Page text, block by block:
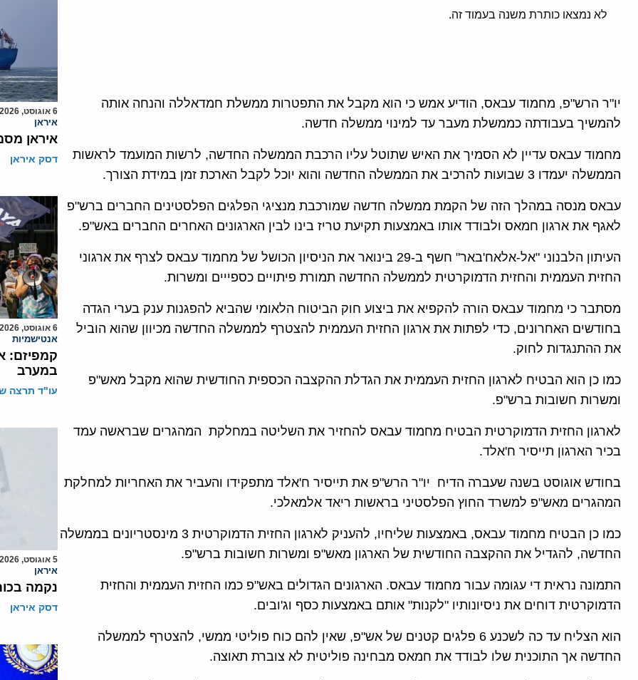
לא נמצאו כותרת משנה בעמוד זה.
יו"ר הרש"פ, מחמוד עבאס, הודיע אמש כי הוא מקבל את התפטרות ממשלת חמדאללה והנחה אותה
להמשיך בעבודתה כממשלת מעבר עד למינוי ממשלה חדשה.
מחמוד עבאס עדיין לא הסמיך את האיש שתוטל עליו הרכבת הממשלה החדשה, לרשות המועמד לראשות
הממשלה יעמדו 3 שבועות להרכיב את הממשלה החדשה והוא יוכל לקבל הארכת זמן במידת הצורך.
עבאס מנסה במהלך הזה של הקמת ממשלה חדשה שמורכבת מנציגי הפלגים הפלסטינים החברים ברש"פ
לאגף את ארגון חמאס ולבודד אותו באמצעות תקיעת טריז בינו לבין הארגונים האחרים החברים באש"פ.
העיתון הלבנוני "אל-אלאח'באר" חשף ב-29 בינואר את הניסיון הכושל של מחמוד עבאס לצרף את ארגוני
החזית העממית והחזית הדמוקרטית לממשלה החדשה תמורת פיתויים כספייים ומשרות.
מסתבר כי מחמוד עבאס הורה להקפיא את ביצוע חוק הביטוח הלאומי שהביא להפגנות ענק בערי הגדה
בחודשים האחרונים, כדי לפתות את ארגון החזית העממית להצטרף לממשלה החדשה מכיוון שהוא הוביל
את ההתנגדות לחוק.
כמו כן הוא הבטיח לארגון החזית העממית את הגדלת ההקצבה הכספית החודשית שהוא מקבל מאש"פ
ומשרות חשובות ברש"פ.
לארגון החזית הדמוקרטית הבטיח מחמוד עבאס להחזיר את השליטה במחלקת המהגרים שבראשה עמד
בכיר הארגון תייסיר ח'אלד.
בחודש אוגוסט בשנה שעברה הדיח יו"ר הרש"פ את תייסיר ח'אלד מתפקידו והעביר את האחריות למחלקת
המהגרים מאש"פ למשרד החוץ הפלסטיני בראשות ריאד אלמאלכי.
כמו כן הבטיח מחמוד עבאס, באמצעות שליחיו, להעניק לארגון החזית הדמוקרטית 3 מינסטריונים בממשלה
החדשה, להגדיל את ההקצבה החודשית של הארגון מאש"פ ומשרות חשובות ברש"פ.
התמונה נראית די עגומה עבור מחמוד עבאס. הארגונים הגדולים באש"פ כמו החזית העממית והחזית
הדמוקרטית דוחים את ניסיונותיו "לקנות" אותם באמצעות כסף וג'ובים.
הוא הצליח עד כה לשכנע 6 פלגים קטנים של אש"פ, שאין להם כוח פוליטי ממשי, להצטרף לממשלה
החדשה אך התוכנית שלו לבודד את חמאס מבחינה פוליטית לא צוברת תאוצה.
6 אוגוסט, 2026
איראן
איראן
דסק איראן
6 אוגוסט, 2026
אנטישמיות
קמפיזם:
במערב
עו"ד תרצה
5 אוגוסט, 2026
איראן
נקמה
דסק איראן